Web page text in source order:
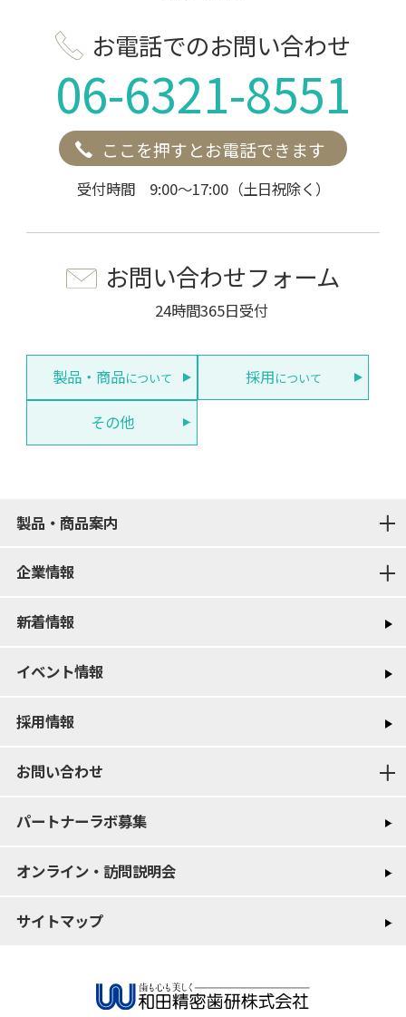
お電話でのお問い合わせ
06-6321-8551
ここを押すとお電話できます
受付時間 9:00～17:00（土日祝除く）
お問い合わせフォーム
24時間365日受付
製品・商品について 採用について
その他
製品・商品案内
企業情報
新着情報
イベント情報
採用情報
お問い合わせ
パートナーラボ募集
オンライン・訪問説明会
サイトマップ